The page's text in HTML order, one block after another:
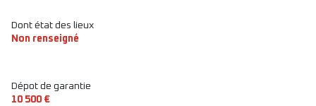
Dont état des lieux
Non renseigné
Dépot de garantie
10 500 €